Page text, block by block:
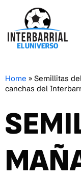
Home » Semillitas
canchas del